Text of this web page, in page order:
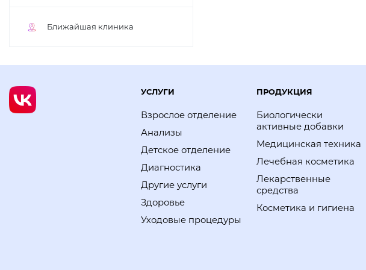
Ближайшая клиника
УСЛУГИ
Взрослое отделение
Анализы
Детское отделение
Диагностика
Другие услуги
Здоровье
Уходовые процедуры
ПРОДУКЦИЯ
Биологически
активные добавки
Медицинская техника
Лечебная косметика
Лекарственные
средства
Косметика и гигиена